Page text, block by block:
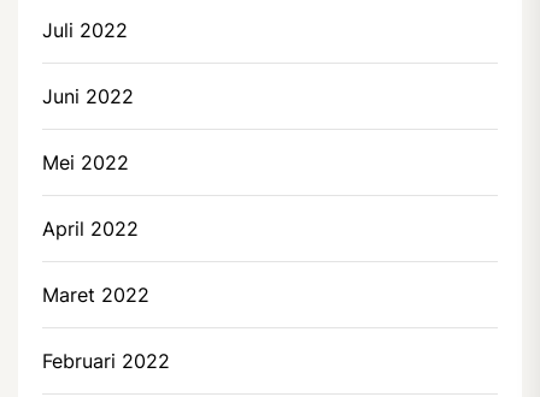
Juli 2022
Juni 2022
Mei 2022
April 2022
Maret 2022
Februari 2022